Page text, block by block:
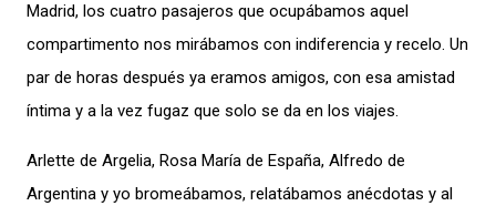
Madrid, los cuatro pasajeros que ocupábamos aquel
compartimento nos mirábamos con indiferencia y recelo. Un
par de horas después ya eramos amigos, con esa amistad
íntima y a la vez fugaz que solo se da en los viajes.
Arlette de Argelia, Rosa María de España, Alfredo de
Argentina y yo bromeábamos, relatábamos anécdotas y al